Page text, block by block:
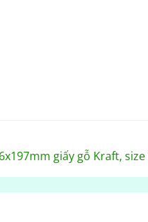
giấy gỗ Kraft,